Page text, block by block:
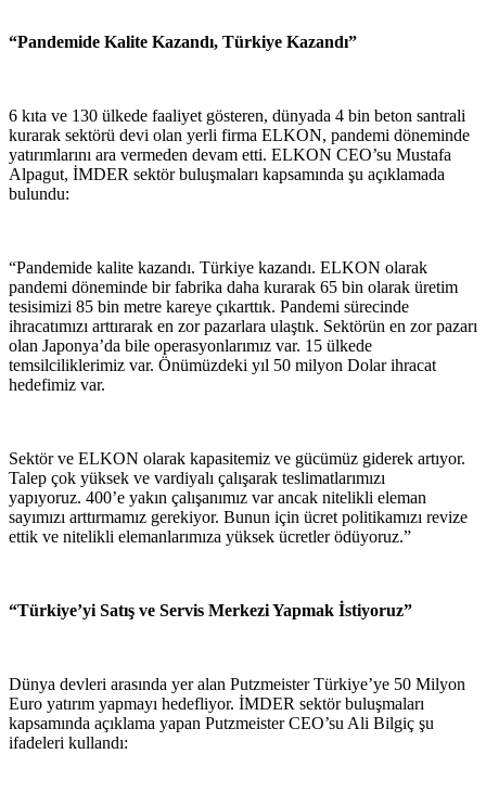
“Pandemide Kalite Kazandı, Türkiye Kazandı”
6 kıta ve 130 ülkede faaliyet gösteren, dünyada 4 bin beton santrali
kurarak sektörü devi olan yerli firma ELKON, pandemi döneminde
yatırımlarını ara vermeden devam etti. ELKON CEO’su Mustafa
Alpagut, İMDER sektör buluşmaları kapsamında şu açıklamada
bulundu:
“Pandemide kalite kazandı. Türkiye kazandı. ELKON olarak
pandemi döneminde bir fabrika daha kurarak 65 bin olarak üretim
tesisimizi 85 bin metre kareye çıkarttık. Pandemi sürecinde
ihracatımızı arttırarak en zor pazarlara ulaştık. Sektörün en zor pazarı
olan Japonya’da bile operasyonlarımız var. 15 ülkede
temsilciliklerimiz var. Önümüzdeki yıl 50 milyon Dolar ihracat
hedefimiz var.
Sektör ve ELKON olarak kapasitemiz ve gücümüz giderek artıyor.
Talep çok yüksek ve vardiyalı çalışarak teslimatlarımızı
yapıyoruz. 400’e yakın çalışanımız var ancak nitelikli eleman
sayımızı arttırmamız gerekiyor. Bunun için ücret politikamızı revize
ettik ve nitelikli elemanlarımıza yüksek ücretler ödüyoruz.”
“Türkiye’yi Satış ve Servis Merkezi Yapmak İstiyoruz”
Dünya devleri arasında yer alan Putzmeister Türkiye’ye 50 Milyon
Euro yatırım yapmayı hedefliyor. İMDER sektör buluşmaları
kapsamında açıklama yapan Putzmeister CEO’su Ali Bilgiç şu
ifadeleri kullandı: